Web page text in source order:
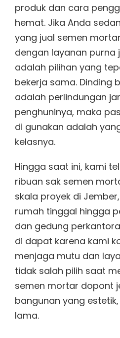
produk dan cara
hemat. Jika Anda
yang jual semen
dengan layanan purna
adalah pilihan yang
bekerja sama. Dinding
adalah perlindungan
penghuninya, maka
di gunakan adalah
kelasnya.
Hingga saat ini, kami
ribuan sak semen
skala proyek di
rumah tinggal hingga
dan gedung
di dapat karena kami
menjaga mutu dan
tidak salah pilih saat
semen mortar dopont
bangunan yang
lama.